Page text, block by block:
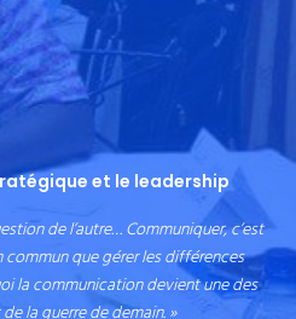
et le leadership
de l’autre… Communiquer, c’est
commun que gérer les différences
la communication devient une des
la guerre de demain. »